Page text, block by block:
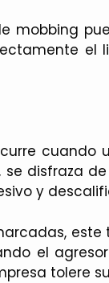
mobbing
el
cuando
disfraza
y
el
tolere